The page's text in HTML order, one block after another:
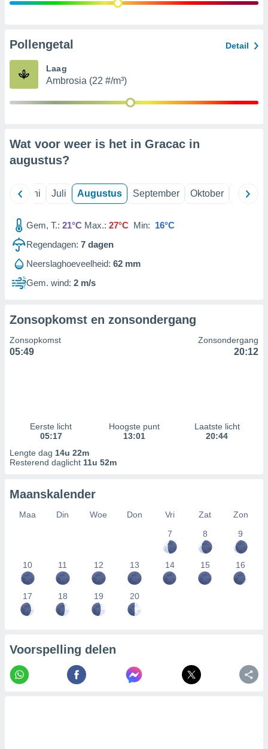
Pollengetal Detail
Laag
Ambrosia (22 #/m³)
Wat voor weer is het in Gracac in
augustus?
Juni Juli Augustus September Oktober
Gem, T.: 21°C Max.: 27°C Min: 16°C
Regendagen: 7 dagen
Neerslaghoeveelheid: 62 mm
Gem. wind: 2 m/s
Zonsopkomst en zonsondergang
Zonsopkomst
05:49
Zonsondergang
20:12
Eerste licht
05:17
Hoogste punt
13:01
Laatste licht
20:44
Lengte dag 14u 22m
Resterend daglicht 11u 52m
Maanskalender
Maa Din Woe Don Vri Zat
Zon
7
8 9
10 11 12 13 14 15 16
17 18 19 20
Voorspelling delen